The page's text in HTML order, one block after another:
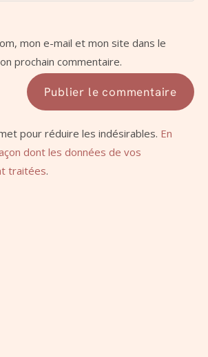
mon e-mail et mon site dans le
prochain commentaire.
pour réduire les indésirables. En
dont les données de vos
traitées.